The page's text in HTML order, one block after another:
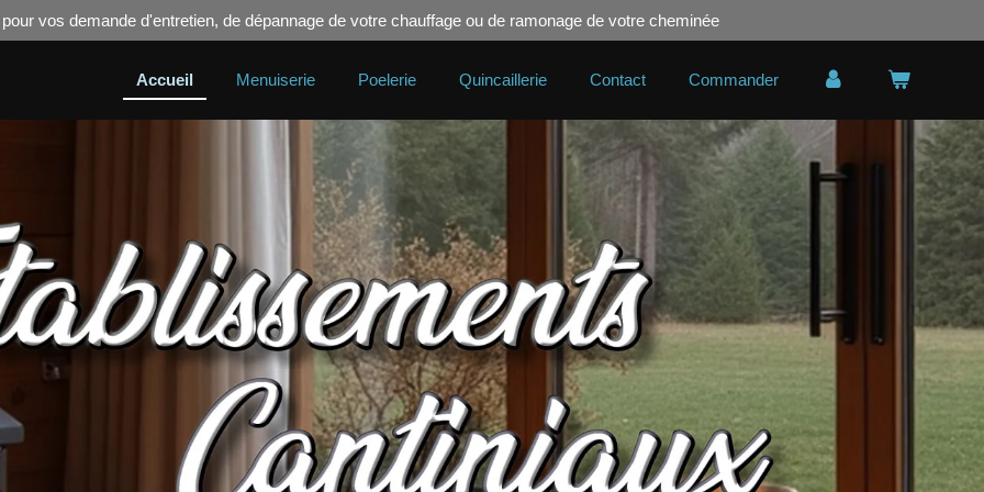
vos demande d'entretien, de dépannage de votre chauffage ou de ramonage de votre cheminée
Accueil Menuiserie Poelerie Quincaillerie Contact Commander